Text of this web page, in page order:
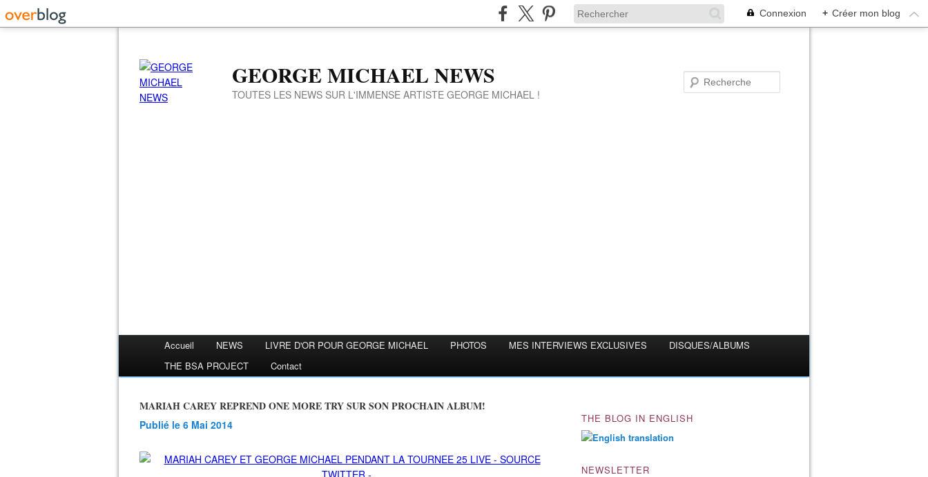
Connexion + Créer mon blog
GEORGE MICHAEL NEWS
TOUTES LES NEWS SUR L'IMMENSE ARTISTE GEORGE MICHAEL !
Accueil NEWS LIVRE D'OR POUR GEORGE MICHAEL PHOTOS MES INTERVIEWS EXCLUSIVES
DISQUES/ALBUMS
THE BSA PROJECT
Contact
MARIAH CAREY REPREND ONE MORE TRY SUR SON PROCHAIN ALBUM!
Publié le 6 Mai 2014 THE BLOG IN ENGLISH
NEWSLETTER